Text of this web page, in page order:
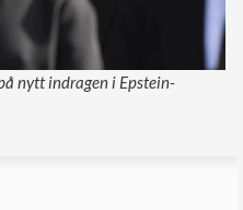
nytt indragen i Epstein-